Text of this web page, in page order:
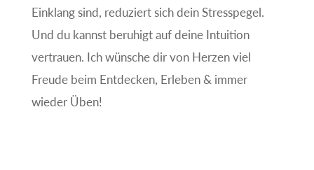
Einklang sind, reduziert sich dein Stresspegel.
Und du kannst beruhigt auf deine Intuition
vertrauen. Ich wünsche dir von Herzen viel
Freude beim Entdecken, Erleben & immer
wieder Üben!